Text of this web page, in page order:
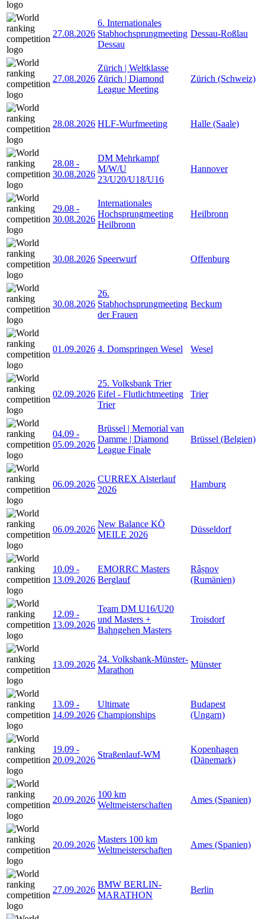
27.08.2026
6. Internationales
Stabhochsprungmeeting
Dessau
Dessau-Roßlau
27.08.2026
Zürich | Weltklasse
Zürich | Diamond
League Meeting
Zürich (Schweiz)
28.08.2026 HLF-Wurfmeeting Halle (Saale)
28.08 -
30.08.2026
DM Mehrkampf
M/W/U
23/U20/U18/U16
Hannover
29.08 -
30.08.2026
Internationales
Hochsprungmeeting
Heilbronn
Heilbronn
30.08.2026 Speerwurf Offenburg
30.08.2026
26.
Stabhochsprungmeeting
der Frauen
Beckum
01.09.2026 4. Domspringen Wesel Wesel
02.09.2026
25. Volksbank Trier
Eifel - Flutlichtmeeting
Trier
Trier
04.09 -
05.09.2026
Brüssel | Memorial van
Damme | Diamond
League Finale
Brüssel (Belgien)
06.09.2026
CURREX Alsterlauf
2026
Hamburg
06.09.2026
New Balance KÖ
MEILE 2026
Düsseldorf
10.09 -
13.09.2026
EMORRC Masters
Berglauf
Râșnov
(Rumänien)
12.09 -
13.09.2026
Team DM U16/U20
und Masters +
Bahngehen Masters
Troisdorf
13.09.2026
24. Volksbank-Münster-
Marathon
Münster
13.09 -
14.09.2026
Ultimate
Championships
Budapest
(Ungarn)
19.09 -
20.09.2026
Straßenlauf-WM
Kopenhagen
(Dänemark)
20.09.2026
100 km
Weltmeisterschaften
Ames (Spanien)
20.09.2026
Masters 100 km
Weltmeisterschaften
Ames (Spanien)
27.09.2026
BMW BERLIN-
MARATHON
Berlin